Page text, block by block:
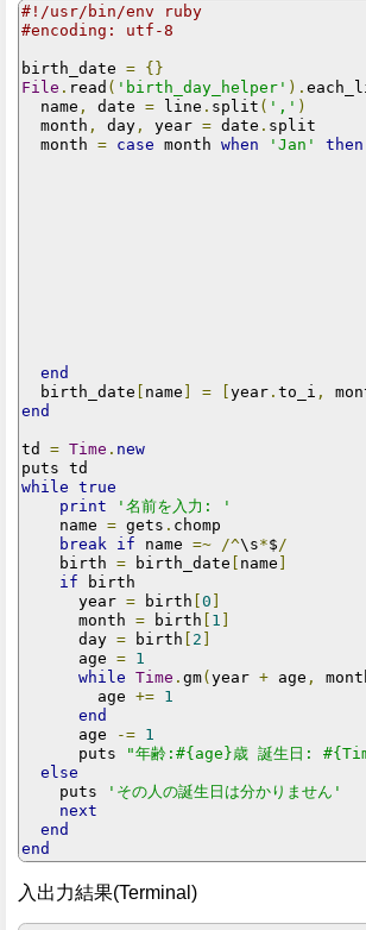
#!/usr/bin/env ruby
#encoding: utf-8
birth_date = {}
File . read ( 'birth_day_helper' ).
  name
, date = line . split ( ',' )
  month
, day , year = date . split
  month
= case month when 'Jan' then
end
  birth_date
name = year . to_i ,
end
td = Time . new
while true
print
'名前を入力: '
    name
= gets . chomp
break
if name =~ /^\s*$ /
    birth
= birth_date name
if birth
      year
= birth 0
      month
= birth 1
      day
= birth 2
      age
= 1
while Time . gm( year + age ,
        age
+= 1
end
      age
-= 1
      puts
"年齢:#{age}歳 誕生日:
else
    puts
'その人の誕生日は分かりません'
next
end
end
入出力結果(Terminal)